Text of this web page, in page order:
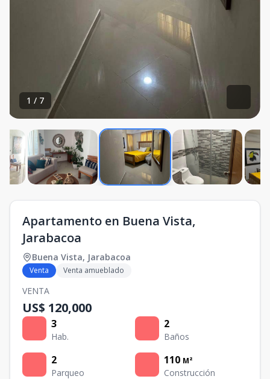
1 / 7
Apartamento en Buena Vista,
Jarabacoa
Buena Vista, Jarabacoa
Venta Venta amueblado
VENTA
US$ 120,000
3
Hab.
2
Baños
2
Parqueo
110 M²
Construcción